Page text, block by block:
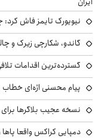
نیویورک تایمز فاش کرد:
گاندو، شکارچی زیرک و
گسترده‌ترین اقدامات
پیام محسنی اژه‌ای خطاب
نسخه عجیب بلاگرها برای
دمپایی کراکس واقعا